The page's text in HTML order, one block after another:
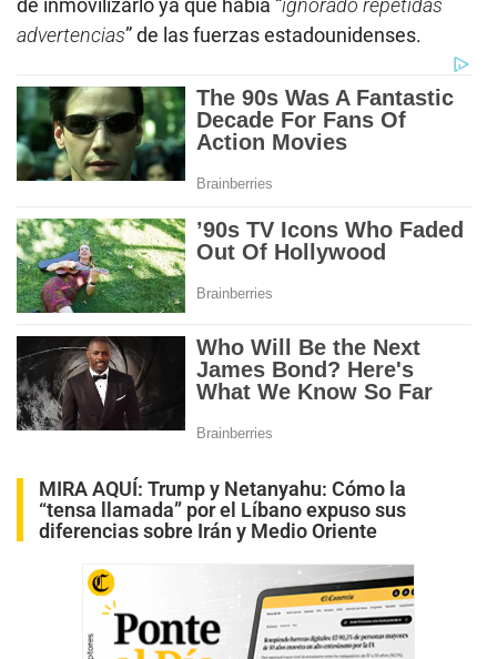
advertencias” de las fuerzas estadounidenses.
MIRA AQUÍ: Trump y Netanyahu: Cómo la
“tensa llamada” por el Líbano expuso sus
diferencias sobre Irán y Medio Oriente